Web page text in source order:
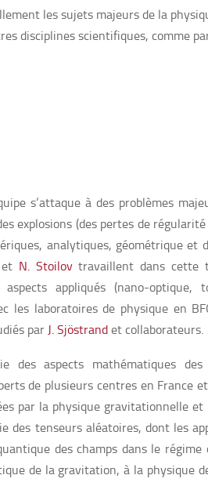
les sujets majeurs de la
disciplines scientifiques, comme
s‘attaque à des problèmes
explosions (des pertes de
analytiques, géométrique et
et N. Stoilovtravaillent dans cette
appliqués (nano-optique,
les laboratoires de physique en
par J. Sjöstrandet collaborateurs.
des aspects mathématiques
de plusieurs centres en France
par la physique gravitationnelle
des tenseurs aléatoires, dont les
des champs dans le régime
de la gravitation, à la physique